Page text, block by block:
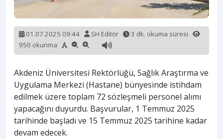
01.07.2025 09:44 SH Editör
3 dk. okuma süresi
950 okunma
Akdeniz Üniversitesi Rektörlüğü, Sağlık Araştırma ve
Uygulama Merkezi (Hastane) bünyesinde istihdam
edilmek üzere toplam 72 sözleşmeli personel alımı
yapacağını duyurdu. Başvurular, 1 Temmuz 2025
tarihinde başladı ve 15 Temmuz 2025 tarihine kadar
devam edecek.